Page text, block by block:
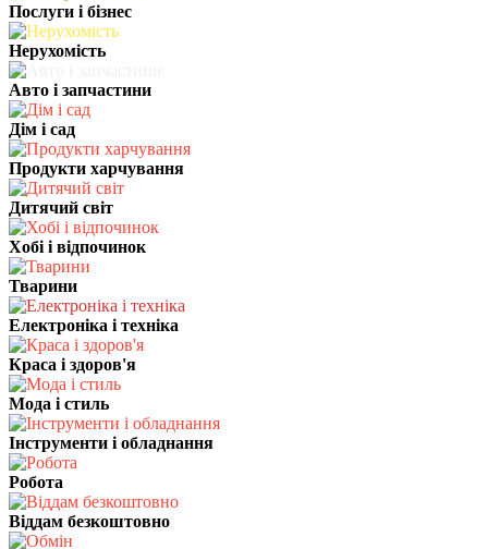
Послуги і бізнес
Нерухомість
Авто і запчастини
Дім і сад
Продукти харчування
Дитячий світ
Хобі і відпочинок
Тварини
Електроніка і техніка
Краса і здоров'я
Мода і стиль
Інструменти і обладнання
Робота
Віддам безкоштовно